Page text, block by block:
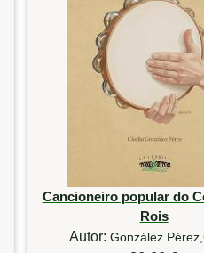
Cancioneiro popular do
Rois
Autor:González